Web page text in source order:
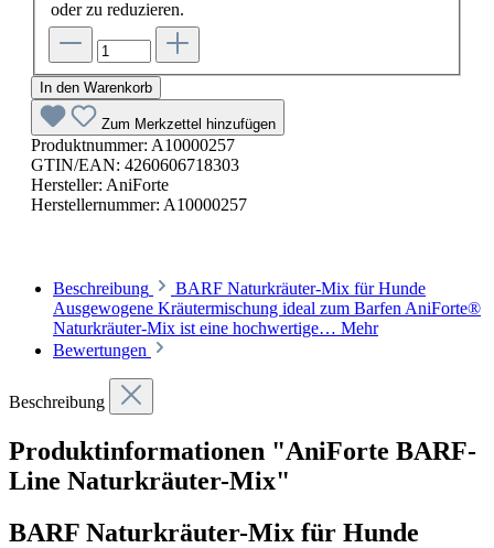
oder zu reduzieren.
In den Warenkorb
Zum Merkzettel hinzufügen
Produktnummer: A10000257
GTIN/EAN: 4260606718303
Hersteller: AniForte
Herstellernummer: A10000257
Beschreibung
BARF Naturkräuter-Mix für Hunde
Ausgewogene Kräutermischung ideal zum Barfen AniForte®
Naturkräuter-Mix ist eine hochwertige… Mehr
Bewertungen
Beschreibung
Produktinformationen "AniForte BARF-
Line Naturkräuter-Mix"
BARF Naturkräuter-Mix für Hunde